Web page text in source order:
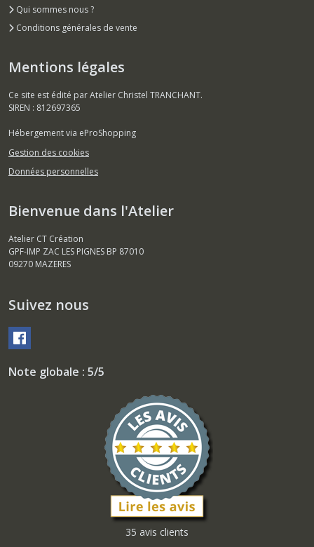
Qui sommes nous ?
Conditions générales de vente
Mentions légales
Ce site est édité par Atelier Christel TRANCHANT.
SIREN : 812697365
Hébergement via eProShopping
Gestion des cookies
Données personnelles
Bienvenue dans l'Atelier
Atelier CT Création
GPF-IMP ZAC LES PIGNES BP 87010
09270 MAZERES
Suivez nous
Note globale : 5/5
35 avis clients